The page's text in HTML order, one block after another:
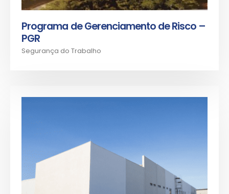
Programa de Gerenciamento de Risco –
PGR
Segurança do Trabalho